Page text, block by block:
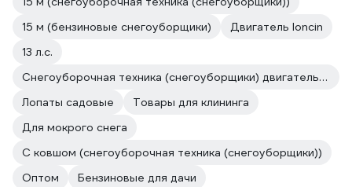
15 м (бензиновые снегоуборщики)
Двигатель loncin
13 л.с.
Снегоуборочная техника (снегоуборщики) двигатель loncin REDVERG
Лопаты садовые
Товары для клининга
Для мокрого снега
С ковшом (снегоуборочная техника (снегоуборщики))
Оптом
Бензиновые для дачи